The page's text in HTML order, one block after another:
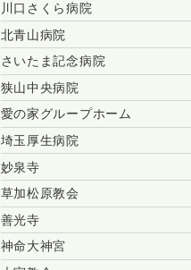
川口さくら病院
北青山病院
さいたま記念病院
狭山中央病院
愛の家グループホーム
埼玉厚生病院
妙泉寺
草加松原教会
善光寺
神命大神宮